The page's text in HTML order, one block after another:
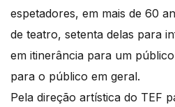
espetadores, em mais de 60
de teatro, setenta delas para
em itinerância para um
para o público em geral.
Pela direção artística do TEF